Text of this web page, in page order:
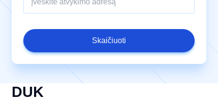
Skaičiuoti
DUK